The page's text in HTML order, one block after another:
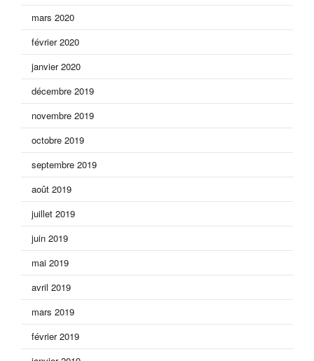
mars 2020
février 2020
janvier 2020
décembre 2019
novembre 2019
octobre 2019
septembre 2019
août 2019
juillet 2019
juin 2019
mai 2019
avril 2019
mars 2019
février 2019